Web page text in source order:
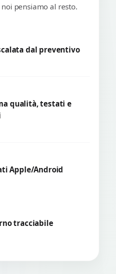
pensiamo al resto.
dal preventivo
qualità, testati e
Apple/Android
tracciabile